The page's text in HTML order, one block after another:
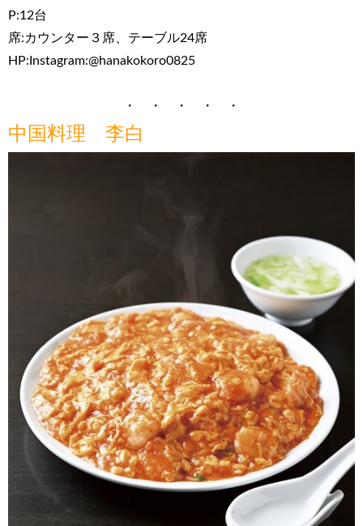
P:12台
席:カウンター３席、テーブル24席
HP:Instagram:@hanakokoro0825
・ ・ ・ ・ ・
中国料理 李白